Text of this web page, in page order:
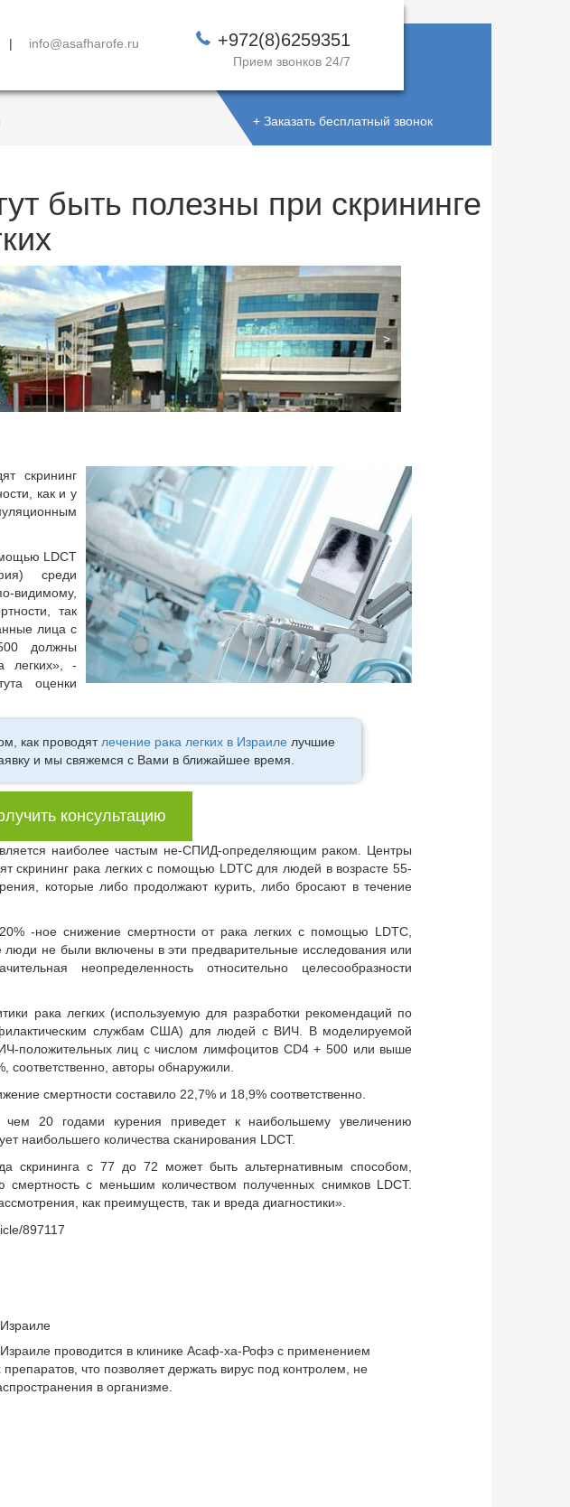
| info@asafharofe.ru +972(8)6259351
Прием звонков 24/7
+ Заказать бесплатный звонок
быть полезны при скрининге
ДОВЕРЯЙТЕ
ЛУЧШИМ !
>
скрининг
как и у
LDCT
среди
так
лица с
должны
легких», -
оценки
как проводят лечение рака легких в Израиле лучшие
и мы свяжемся с Вами в ближайшее время.
консультацию
наиболее частым не-СПИД-определяющим раком. Центры
скрининг рака легких с помощью LDTC для людей в возрасте 55-
которые либо продолжают курить, либо бросают в течение
-ное снижение смертности от рака легких с помощью LDTC,
не были включены в эти предварительные исследования или
неопределенность относительно целесообразности
рака легких (используемую для разработки рекомендаций по
службам США) для людей с ВИЧ. В моделируемой
положительных лиц с числом лимфоцитов CD4 + 500 или выше
соответственно, авторы обнаружили.
смертности составило 22,7% и 18,9% соответственно.
20 годами курения приведет к наибольшему увеличению
наибольшего количества сканирования LDCT.
скрининга с 77 до 72 может быть альтернативным способом,
смертность с меньшим количеством полученных снимков LDCT.
как преимуществ, так и вреда диагностики».
897117
проводится в клинике Асаф-ха-Рофэ с применением
что позволяет держать вирус под контролем, не
в организме.